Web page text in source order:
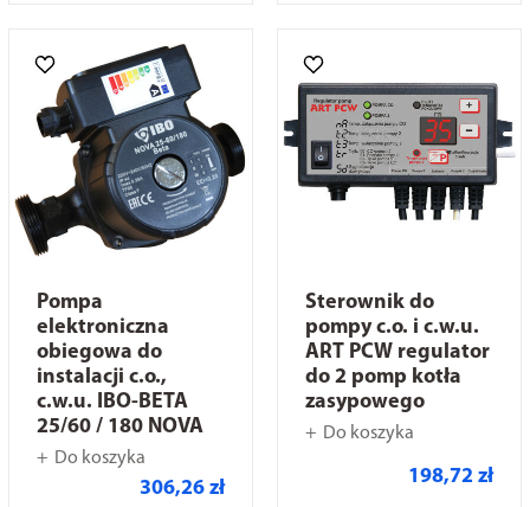
Pompa
elektroniczna
obiegowa do
instalacji c.o.,
c.w.u. IBO-BETA
25/60 / 180 NOVA
Do koszyka
306,26 zł
Sterownik do
pompy c.o. i c.w.u.
ART PCW regulator
do 2 pomp kotła
zasypowego
Do koszyka
198,72 zł